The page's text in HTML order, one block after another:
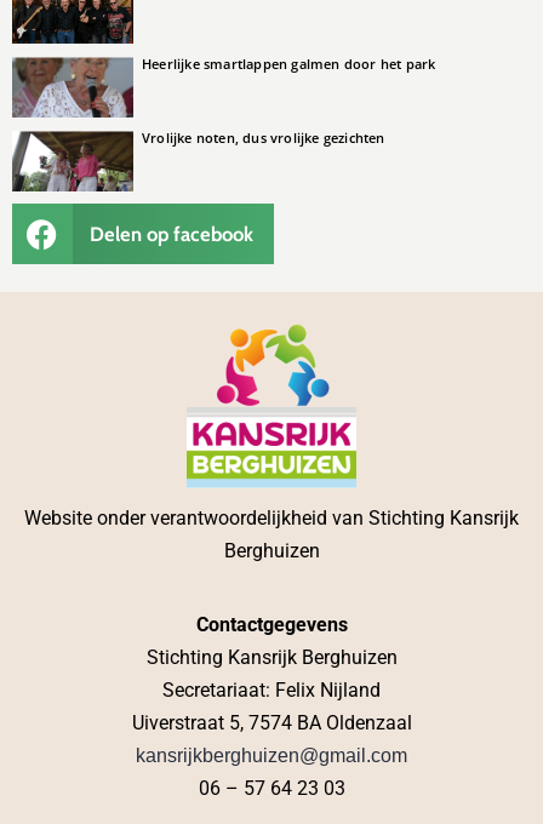
Heerlijke smartlappen galmen door het park
Vrolijke noten, dus vrolijke gezichten
Delen op facebook
Website onder verantwoordelijkheid van Stichting Kansrijk
Berghuizen
Contactgegevens
Stichting Kansrijk Berghuizen
Secretariaat: Felix Nijland
Uiverstraat 5, 7574 BA Oldenzaal
kansrijkberghuizen@gmail.com
06 – 57 64 23 03